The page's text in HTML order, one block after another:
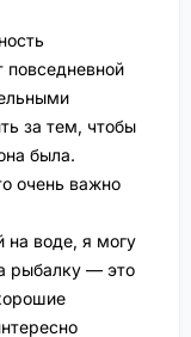
повседневной
за тем, чтобы
была.
очень важно
на воде, я могу
рыбалку — это